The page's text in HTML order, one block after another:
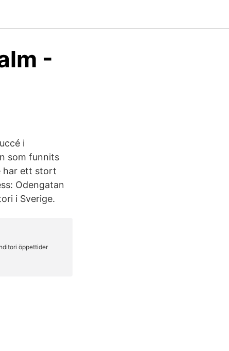
-
i
som funnits
har ett stort
Odengatan
i Sverige.